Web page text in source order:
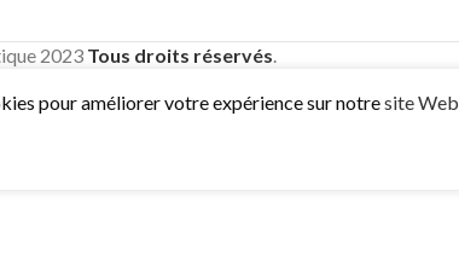
2023 Tous droits réservés.
pour améliorer votre expérience sur notresite Web